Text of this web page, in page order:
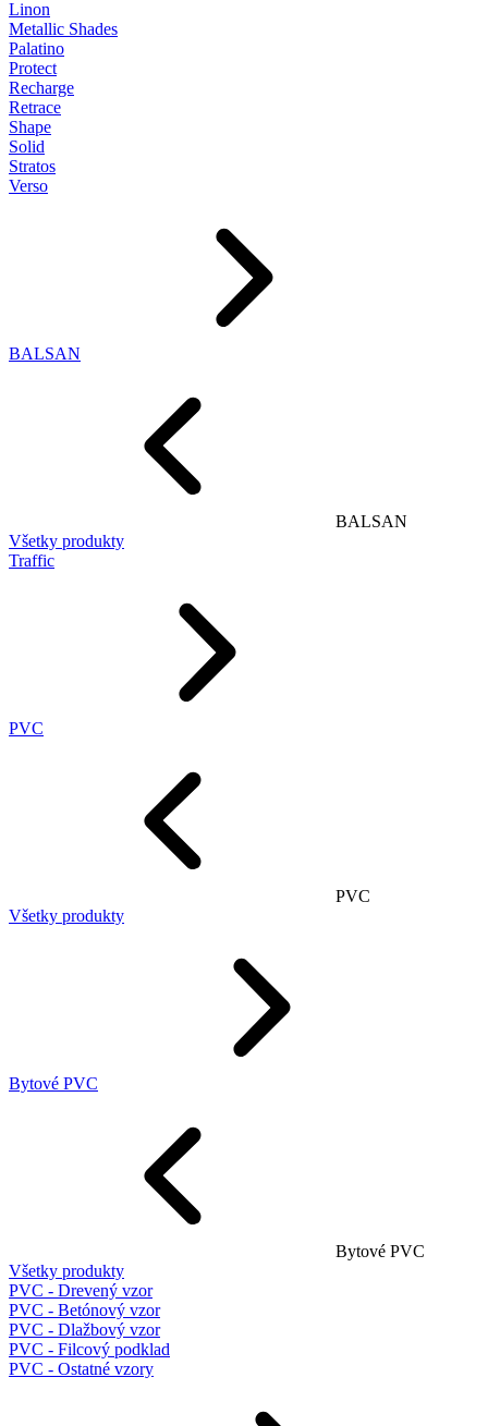
Linon
Metallic Shades
Palatino
Protect
Recharge
Retrace
Shape
Solid
Stratos
Verso
BALSAN
BALSAN
Všetky produkty
Traffic
PVC
PVC
Všetky produkty
Bytové PVC
Bytové PVC
Všetky produkty
PVC - Drevený vzor
PVC - Betónový vzor
PVC - Dlažbový vzor
PVC - Filcový podklad
PVC - Ostatné vzory